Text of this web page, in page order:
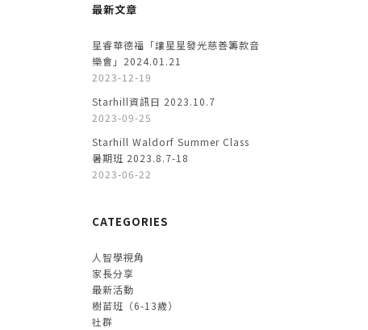
最新文章
星睿華德福「讓星星發光慈善籌款音
樂會」2024.01.21
2023-12-19
Starhill資訊日 2023.10.7
2023-09-25
Starhill Waldorf Summer Class
暑期班 2023.8.7-18
2023-06-22
CATEGORIES
人智學視角
家長分享
最新活動
樹苗班（6-13歲）
社群